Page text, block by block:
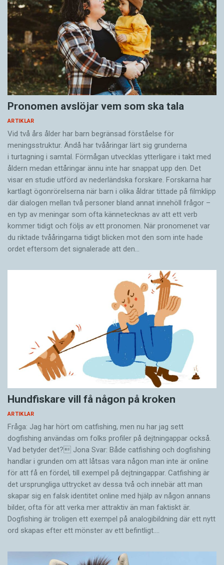
Pronomen avslöjar vem som ska tala
ARTIKLAR
Vid två års ålder har barn begränsad förståelse för
meningsstruktur. Ändå har tvååringar lärt sig grunderna
i turtagning i samtal. Förmågan utvecklas ytterligare i takt med
åldern medan ettåringar ännu inte har snappat upp den. Det
visar en studie utförd av nederländska forskare. Forskarna har
kartlagt ögonrörelserna när barn i olika åldrar tittade på filmklipp
där dialogen mellan två personer bland annat innehöll frågor –
en typ av meningar som ofta kännetecknas av att ett verb
kommer tidigt och följs av ett pronomen. När pronomenet var
du riktade tvååringarna tidigt blicken mot den som inte hade
ordet eftersom det ­signalerade att den…
Hundfiskare vill få någon på kroken
ARTIKLAR
Fråga: Jag har hört om catfishing, men nu har jag sett
dogfishing användas om folks profiler på dejtningappar också.
Vad betyder det? Jona Svar: Både catfishing och dogfishing
handlar i grunden om att låtsas vara någon man inte är online
för att få en fördel, till exempel på dejtningappar. Catfishing är
det ursprungliga uttrycket av dessa två och innebär att man
skapar sig en falsk identitet online med hjälp av någon annans
bilder, ofta för att verka mer attraktiv än man faktiskt är.
Dogfishing är troligen ett exempel på analogibildning där ett nytt
ord skapas efter ett mönster av ett befintligt.…